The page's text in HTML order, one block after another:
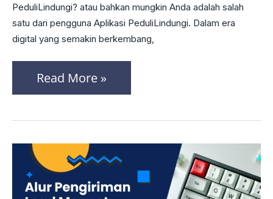
PeduliLindungi? atau bahkan mungkin Anda adalah salah
satu dari pengguna Aplikasi PeduliLindungi. Dalam era
digital yang semakin berkembang,
email
volume
untuk
Aplikasi
PeduliLindungi?
Read More »